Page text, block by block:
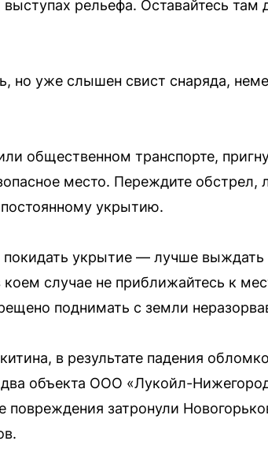
рельефа. Оставайтесь там
но уже слышен свист снаряда,
общественном транспорте,
место. Переждите обстрел,
укрытию.
покидать укрытие — лучше
случае не приближайтесь к
поднимать с земли
в результате падения
объекта ООО «Лукойл-
повреждения затронули